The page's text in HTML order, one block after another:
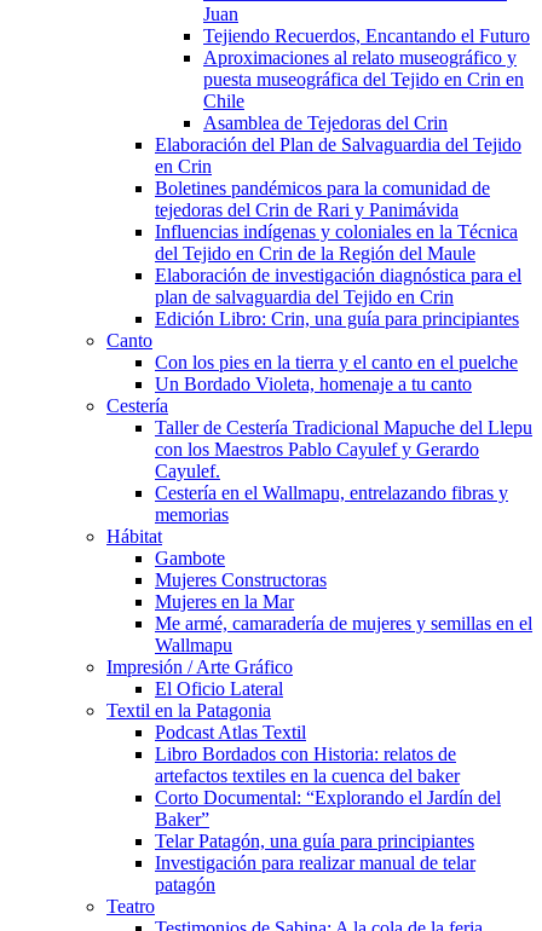
Juan
Tejiendo Recuerdos, Encantando el Futuro
Aproximaciones al relato museográfico y
puesta museográfica del Tejido en Crin en
Chile
Asamblea de Tejedoras del Crin
Elaboración del Plan de Salvaguardia del Tejido
en Crin
Boletines pandémicos para la comunidad de
tejedoras del Crin de Rari y Panimávida
Influencias indígenas y coloniales en la Técnica
del Tejido en Crin de la Región del Maule
Elaboración de investigación diagnóstica para el
plan de salvaguardia del Tejido en Crin
Edición Libro: Crin, una guía para principiantes
Canto
Con los pies en la tierra y el canto en el puelche
Un Bordado Violeta, homenaje a tu canto
Cestería
Taller de Cestería Tradicional Mapuche del Llepu
con los Maestros Pablo Cayulef y Gerardo
Cayulef.
Cestería en el Wallmapu, entrelazando fibras y
memorias
Hábitat
Gambote
Mujeres Constructoras
Mujeres en la Mar
Me armé, camaradería de mujeres y semillas en el
Wallmapu
Impresión / Arte Gráfico
El Oficio Lateral
Textil en la Patagonia
Podcast Atlas Textil
Libro Bordados con Historia: relatos de
artefactos textiles en la cuenca del baker
Corto Documental: “Explorando el Jardín del
Baker”
Telar Patagón, una guía para principiantes
Investigación para realizar manual de telar
patagón
Teatro